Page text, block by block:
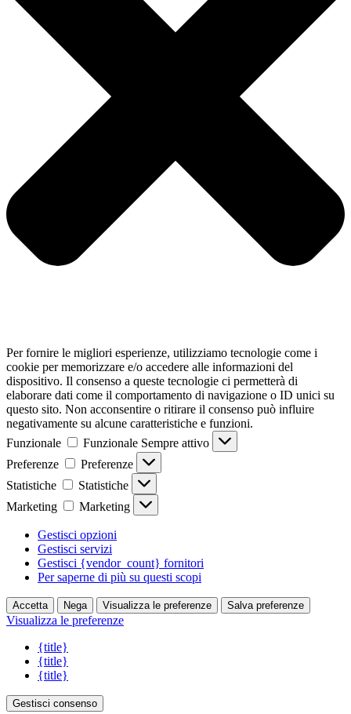
Per fornire le migliori esperienze, utilizziamo tecnologie come i
cookie per memorizzare e/o accedere alle informazioni del
dispositivo. Il consenso a queste tecnologie ci permetterà di
elaborare dati come il comportamento di navigazione o ID unici su
questo sito. Non acconsentire o ritirare il consenso può influire
negativamente su alcune caratteristiche e funzioni.
Funzionale
Funzionale Sempre attivo
Preferenze
Preferenze
Statistiche
Statistiche
Marketing
Marketing
Gestisci opzioni
Gestisci servizi
Gestisci {vendor_count} fornitori
Per saperne di più su questi scopi
Accetta Nega Visualizza le preferenze Salva preferenze
Visualizza le preferenze
{title}
{title}
{title}
Gestisci consenso